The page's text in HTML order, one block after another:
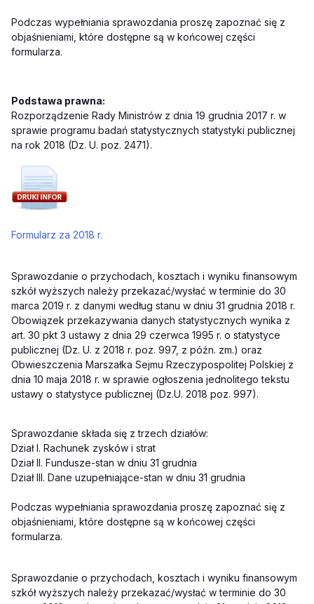
Podczas wypełniania sprawozdania proszę zapoznać się z
objaśnieniami, które dostępne są w końcowej części
formularza.
Podstawa prawna:
Rozporządzenie Rady Ministrów z dnia 19 grudnia 2017 r. w
sprawie programu badań statystycznych statystyki publicznej
na rok 2018 (Dz. U. poz. 2471).
Formularz za 2018 r.
Sprawozdanie o przychodach, kosztach i wyniku finansowym
szkół wyższych należy przekazać/wysłać w terminie do 30
marca 2019 r. z danymi według stanu w dniu 31 grudnia 2018 r.
Obowiązek przekazywania danych statystycznych wynika z
art. 30 pkt 3 ustawy z dnia 29 czerwca 1995 r. o statystyce
publicznej (Dz. U. z 2018 r. poz. 997, z późn. zm.) oraz
Obwieszczenia Marszałka Sejmu Rzeczypospolitej Polskiej z
dnia 10 maja 2018 r. w sprawie ogłoszenia jednolitego tekstu
ustawy o statystyce publicznej (Dz.U. 2018 poz. 997).
Sprawozdanie składa się z trzech działów:
Dział I. Rachunek zysków i strat
Dział II. Fundusze-stan w dniu 31 grudnia
Dział III. Dane uzupełniające-stan w dniu 31 grudnia
Podczas wypełniania sprawozdania proszę zapoznać się z
objaśnieniami, które dostępne są w końcowej części
formularza.
Sprawozdanie o przychodach, kosztach i wyniku finansowym
szkół wyższych należy przekazać/wysłać w terminie do 30